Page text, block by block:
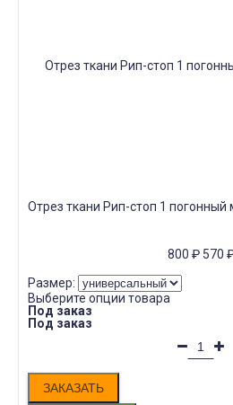
Отрез ткани Рип-стоп 1
800 ₽ 570
Размер:
Выберите опции товара
Под заказ
Под заказ
ЗАКАЗАТЬ